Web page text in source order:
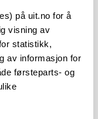
på uit.no for å
visning av
statistikk,
av informasjon for
førsteparts- og
disse (alle
for